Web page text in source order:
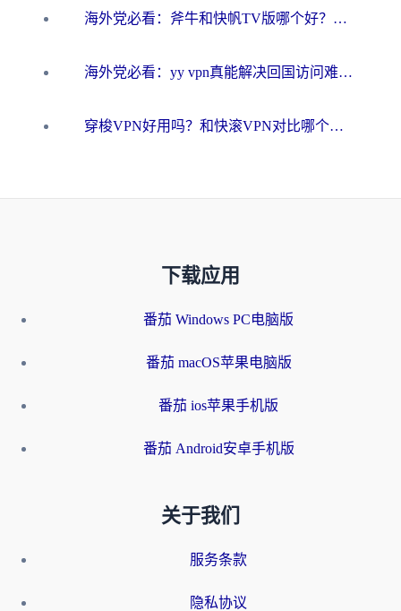
海外党必看：斧牛和快帆TV版哪个好？3分钟选对回国加速器，无缝刷B站、追热剧
海外党必看：yy vpn真能解决回国访问难题？附云极initap测评+免费方案对比
穿梭VPN好用吗？和快滚VPN对比哪个回国效果更好？海外党选回国加速器必看指南
下载应用
番茄 Windows PC电脑版
番茄 macOS苹果电脑版
番茄 ios苹果手机版
番茄 Android安卓手机版
关于我们
服务条款
隐私协议